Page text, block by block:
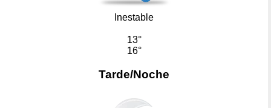
Inestable
13°
16°
Tarde/Noche